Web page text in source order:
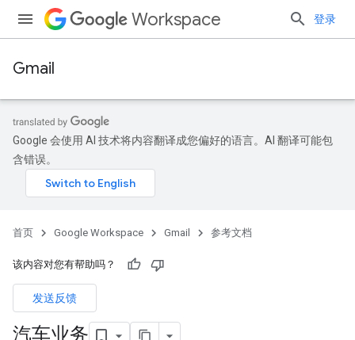
Workspace 登录
Gmail
Google 会使用 AI 技术将内容翻译成您偏好的语言。AI 翻译可能包
含错误。
首页 Google Workspace Gmail 参考文档
该内容对您有帮助吗？
发送反馈
汽车业务